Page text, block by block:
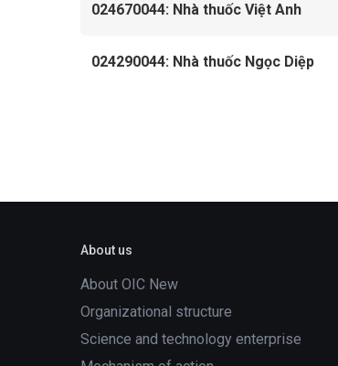
024670044: Nhà thuốc Việt Anh
024290044: Nhà thuốc Ngọc Diệp
About us
About OIC New
Organizational structure
Science and technology enterprise